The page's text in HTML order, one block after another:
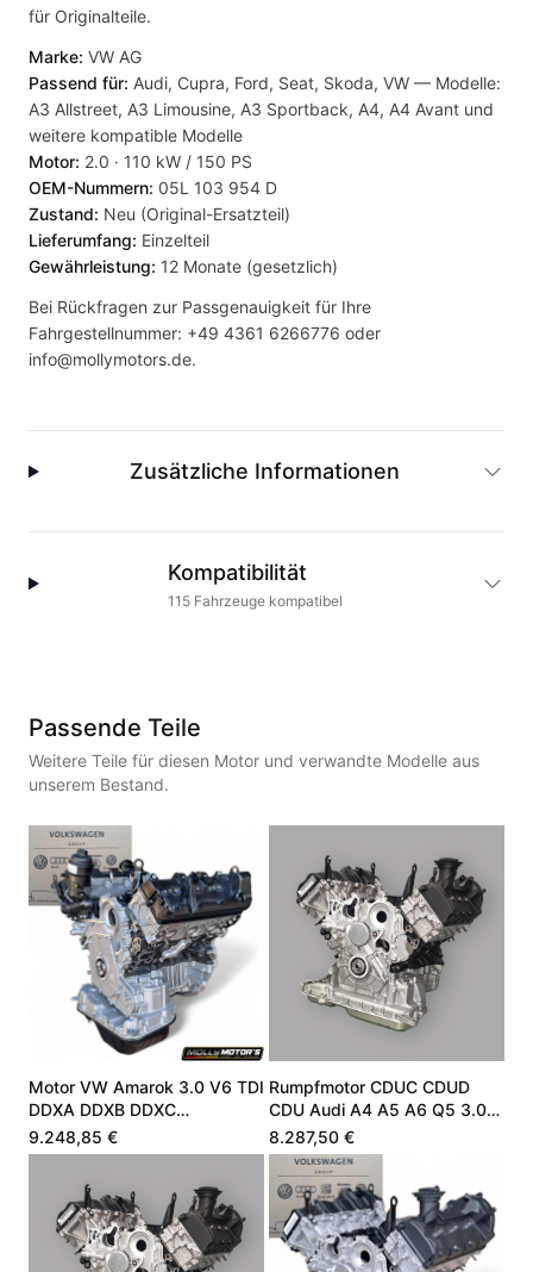
für Originalteile.
Marke: VW AG
Passend für: Audi, Cupra, Ford, Seat, Skoda, VW — Modelle:
A3 Allstreet, A3 Limousine, A3 Sportback, A4, A4 Avant und
weitere kompatible Modelle
Motor: 2.0 · 110 kW / 150 PS
OEM-Nummern: 05L 103 954 D
Zustand: Neu (Original-Ersatzteil)
Lieferumfang: Einzelteil
Gewährleistung: 12 Monate (gesetzlich)
Bei Rückfragen zur Passgenauigkeit für Ihre
Fahrgestellnummer: +49 4361 6266776 oder
info@mollymotors.de.
Zusätzliche Informationen
Kompatibilität
115 Fahrzeugekompatibel
Passende Teile
Weitere Teile für diesen Motor und verwandte Modelle aus
unserem Bestand.
Motor VW Amarok 3.0 V6 TDI
DDXA DDXB DDXC
059100042E
9.248,85 €
Rumpfmotor CDUC CDUD
CDU Audi A4 A5 A6 Q5 3.0
V6 TDI 245 PS
8.287,50 €